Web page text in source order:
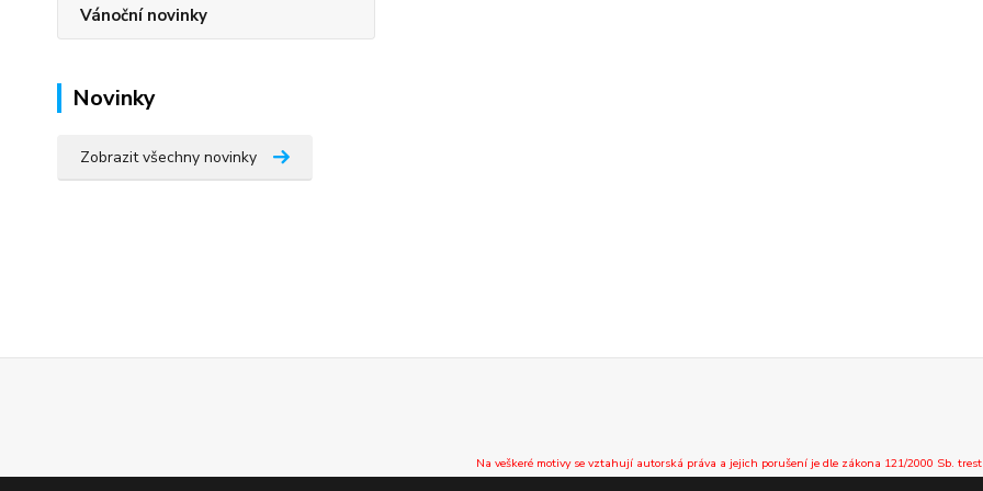
Vánoční novinky
Novinky
Zobrazit všechny novinky
Na veškeré motivy se vztahují autorská práva a jejich porušení je dle zákona 121/2000 Sb.